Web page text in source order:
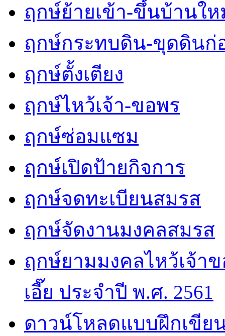
ฤกษ์ย้ายเข้า-ขึ้นบ้านใ
ฤกษ์กระทบดิน-ขุดดินก่
ฤกษ์ตั้งเตียง
ฤกษ์ไหว้เจ้า-ขอพร
ฤกษ์ซ่อมแซม
ฤกษ์เปิดป้ายกิจการ
ฤกษ์จดทะเบียนสมรส
ฤกษ์จัดงานมงคลสมรส
ฤกษ์ยามมงคลไหว้เจ้า
เอี๊ย ประจำปี พ.ศ. 2561
ดาวน์โหลดแบบฝึกเขีย